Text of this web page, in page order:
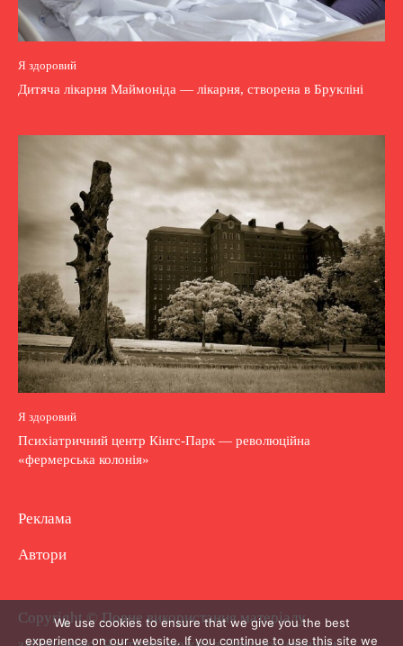
Я здоровий
Дитяча лікарня Маймоніда — лікарня, створена в Брукліні
Я здоровий
Психіатричний центр Кінгс-Парк — революційна
«фермерська колонія»
Реклама
Автори
Copyright © Повне використання матеріалу
We use cookies to ensure that we give you the best
experience on our website. If you continue to use this site we